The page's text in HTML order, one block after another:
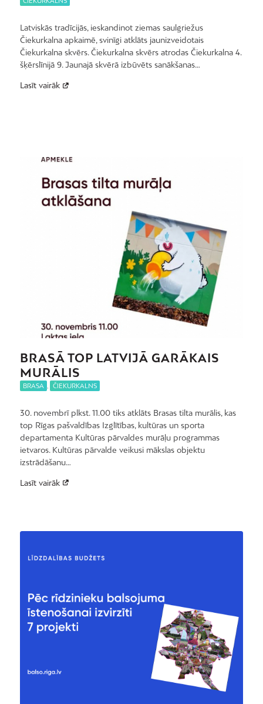
Latviskās tradīcijās, ieskandinot ziemas saulgriežus
Čiekurkalna apkaimē, svinīgi atklāts jaunizveidotais
Čiekurkalna skvērs. Čiekurkalna skvērs atrodas Čiekurkalna 4.
šķērslīnijā 9. Jaunajā skvērā izbūvēts sanākšanas…
Lasīt vairāk
BRASĀ TOP LATVIJĀ GARĀKAIS
MURĀLIS
BRASA ČIEKURKALNS
30. novembrī plkst. 11.00 tiks atklāts Brasas tilta murālis, kas
top Rīgas pašvaldības Izglītības, kultūras un sporta
departamenta Kultūras pārvaldes murāļu programmas
ietvaros. Kultūras pārvalde veikusi mākslas objektu
izstrādāšanu…
Lasīt vairāk